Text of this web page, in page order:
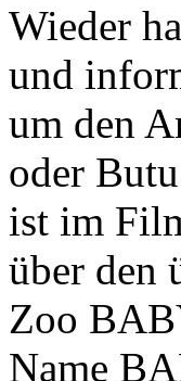
Wieder
und
um den
oder
ist im
über den
Zoo
Name